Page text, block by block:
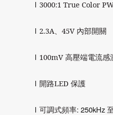
l 3000:1 True Color
l 2.3A、 45V 內部開關
l 100mV 高壓端電流感
l 開路LED 保護
l 可調式頻率: 250kHz